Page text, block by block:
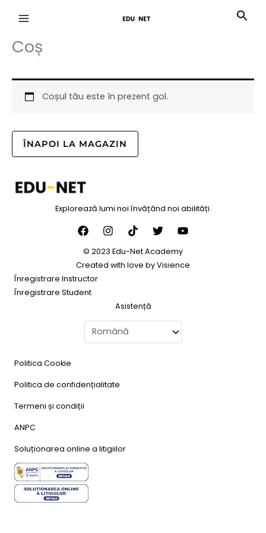
contentCoș
Coșul tău este în prezent gol.
ÎNAPOI LA MAGAZIN
Explorează lumi noi învățând noi abilități.
© 2023 Edu-Net Academy
Created with love byVisience
Înregistrare Instructor
Înregistrare Student
Asistență
Politica Cookie
Politica de confidențialitate
Termeni și condiții
ANPC
Soluționarea online a litigiilor